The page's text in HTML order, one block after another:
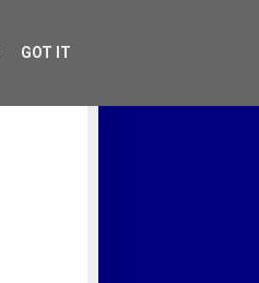
GOT IT